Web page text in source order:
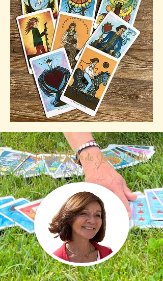
Le Tarot D'Or de Joëlle Balle